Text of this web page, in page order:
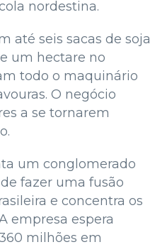
nordestina.
até seis sacas de soja
um hectare no
todo o maquinário
O negócio
a se tornarem
um conglomerado
fazer uma fusão
e concentra os
empresa espera
milhões em